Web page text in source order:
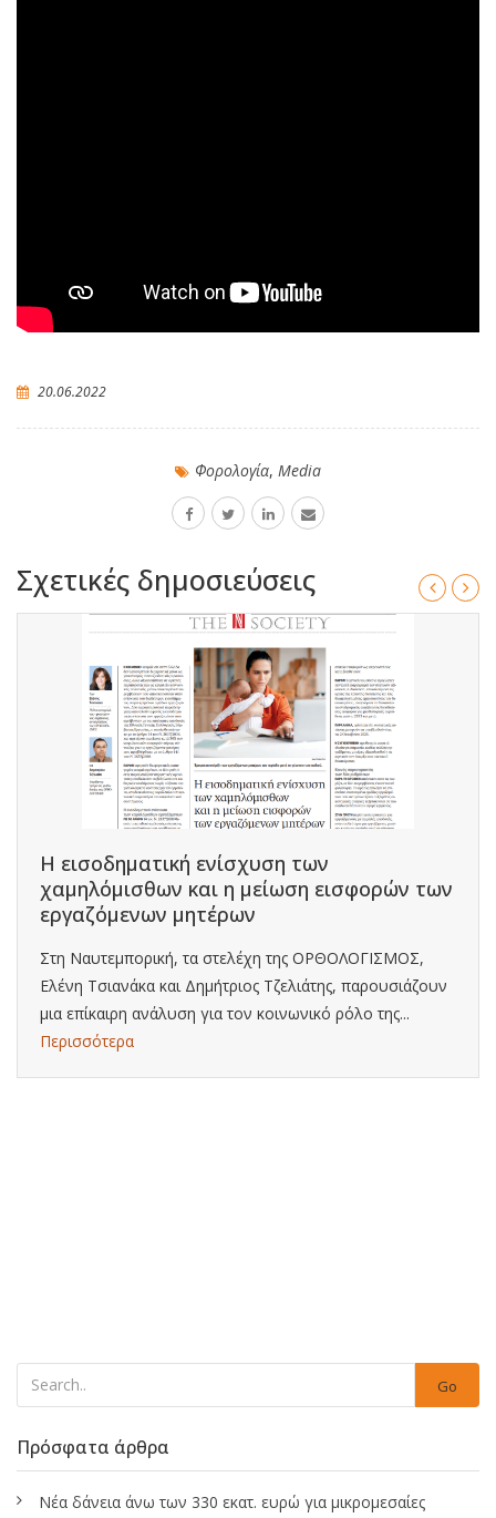
20.06.2022
Φορολογία, Media
Σχετικές δημοσιεύσεις
Η εισοδηματική ενίσχυση των
χαμηλόμισθων και η μείωση εισφορών των
εργαζόμενων μητέρων
Στη Ναυτεμπορική, τα στελέχη της ΟΡΘΟΛΟΓΙΣΜΟΣ,
Ελένη Τσιανάκα και Δημήτριος Τζελιάτης, παρουσιάζουν
μια επίκαιρη ανάλυση για τον κοινωνικό ρόλο της...
Περισσότερα
Go
Πρόσφατα άρθρα
Νέα δάνεια άνω των 330 εκατ. ευρώ για μικρομεσαίες